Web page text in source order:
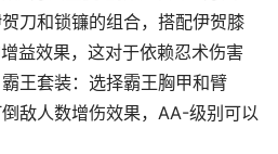
刀和锁镰的组合，搭配伊贺膝
益效果，这对于依赖忍术伤害
王套装：选择霸王胸甲和臂
敌人数增伤效果，AA-级别可以